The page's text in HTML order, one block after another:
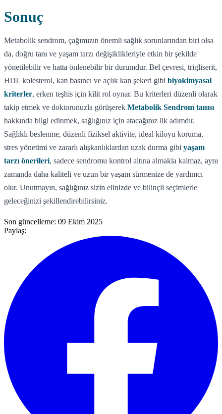
Sonuç
Metabolik sendrom, çağımızın önemli sağlık sorunlarından biri olsa
da, doğru tanı ve yaşam tarzı değişiklikleriyle etkin bir şekilde
yönetilebilir ve hatta önlenebilir bir durumdur. Bel çevresi, trigliserit,
HDL kolesterol, kan basıncı ve açlık kan şekeri gibi biyokimyasal
kriterler, erken teşhis için kilit rol oynar. Bu kriterleri düzenli olarak
takip etmek ve doktorunuzla görüşerek Metabolik Sendrom tanısı
hakkında bilgi edinmek, sağlığınız için atacağınız ilk adımdır.
Sağlıklı beslenme, düzenli fiziksel aktivite, ideal kiloyu koruma,
stres yönetimi ve zararlı alışkanlıklardan uzak durma gibi yaşam
tarzı önerileri, sadece sendromu kontrol altına almakla kalmaz, aynı
zamanda daha kaliteli ve uzun bir yaşam sürmenize de yardımcı
olur. Unutmayın, sağlığınız sizin elinizde ve bilinçli seçimlerle
geleceğinizi şekillendirebilirsiniz.
Son güncelleme: 09 Ekim 2025
Paylaş: